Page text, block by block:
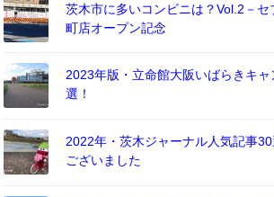
茨木市に多いコンビニは？Vol.2－
町店オープン記念
2023年版・立命館大阪いばらきキ
選！
2022年・茨木ジャーナル人気記事
ございました